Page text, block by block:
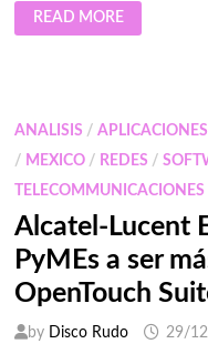
ENTORNO
DE
SEGURIDAD
READ MORE
ANALISIS / APLICACIONES
/ MEXICO/ REDES /
TELECOMMUNICACIONES
Alcatel-Lucent
PyMEs a ser
OpenTouch
by Disco Rudo 29/